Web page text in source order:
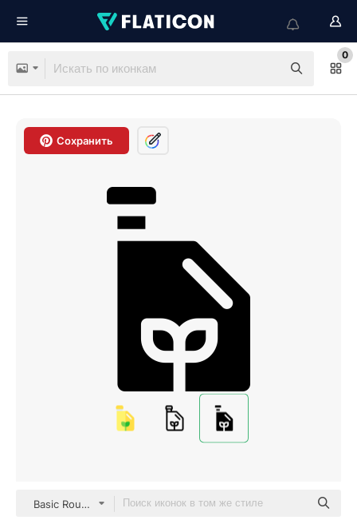
0
Сохранить
Basic Rounded Filled